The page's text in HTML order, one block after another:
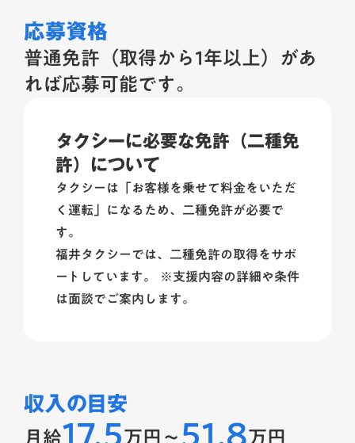
応募資格
普通免許（取得から1年以上）があ
れば応募可能です。
タクシーに必要な免許（二種免
許）について
タクシーは「お客様を乗せて料金をいただ
く運転」になるため、二種免許が必要で
す。
福井タクシーでは、二種免許の取得をサポ
ートしています。 ※支援内容の詳細や条件
は面談でご案内します。
収入の目安